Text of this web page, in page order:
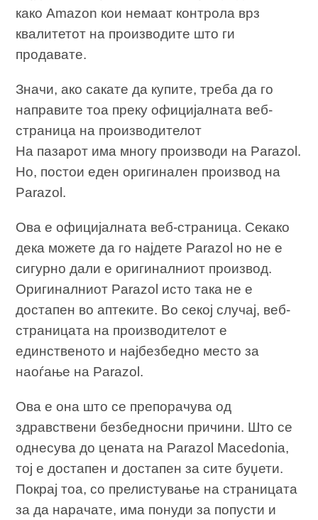
како Amazon кои немаат контрола врз
квалитетот на производите што ги
продавате.
Значи, ако сакате да купите, треба да го
направите тоа преку официјалната веб-
страница на производителот
На пазарот има многу производи на Parazol.
Но, постои еден оригинален производ на
Parazol.
Ова е официјалната веб-страница. Секако
дека можете да го најдете Parazol но не е
сигурно дали е оригиналниот производ.
Оригиналниот Parazol исто така не е
достапен во аптеките. Во секој случај, веб-
страницата на производителот е
единственото и најбезбедно место за
наоѓање на Parazol.
Ова е она што се препорачува од
здравствени безбедносни причини. Што се
однесува до цената на Parazol Macedonia,
тој е достапен и достапен за сите буџети.
Покрај тоа, со прелистување на страницата
за да нарачате, има понуди за попусти и